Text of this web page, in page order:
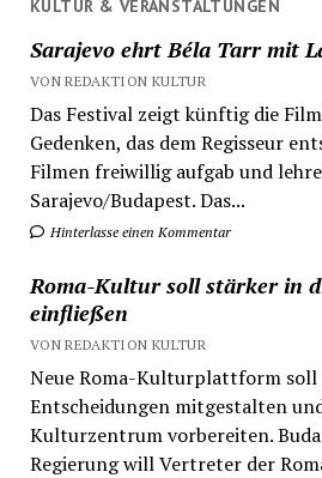
KULTUR & VERANSTALTUNGEN
Sarajevo ehrt Béla Tarr mit
VON REDAKTION KULTUR
Das Festival zeigt künftig die
Gedenken, das dem Regisseur
Filmen freiwillig aufgab und
Sarajevo/Budapest. Das...
Hinterlasse einen Kommentar
Roma-Kultur soll stärker in
einfließen
VON REDAKTION KULTUR
Neue Roma-Kulturplattform
Entscheidungen mitgestalten
Kulturzentrum vorbereiten.
Regierung will Vertreter der